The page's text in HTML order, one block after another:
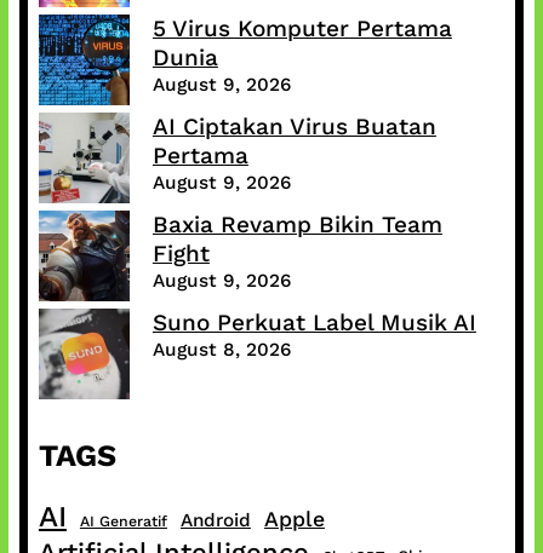
5 Virus Komputer Pertama
Dunia
August 9, 2026
AI Ciptakan Virus Buatan
Pertama
August 9, 2026
Baxia Revamp Bikin Team
Fight
August 9, 2026
Suno Perkuat Label Musik AI
August 8, 2026
TAGS
AI AI Generatif Android Apple